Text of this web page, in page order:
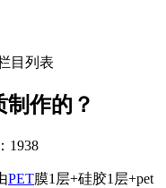
目列表
作的？
1938
PET膜1层+硅胶1层+pet